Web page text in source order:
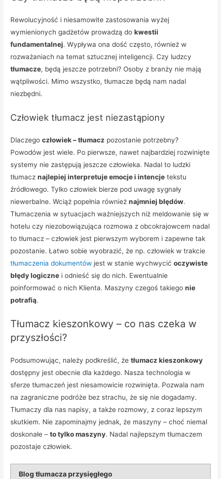
Rewolucyjność i niesamowite zastosowania wyżej
wymienionych gadżetów prowadzą dokwestii
fundamentalnej. Wypływa ona dość często, również w
rozważaniach na temat sztucznej inteligencji. Czy ludzcy
tłumacze, będą jeszcze potrzebni? Osoby z branży nie mają
wątpliwości. Mimo wszystko, tłumacze będą nam nadal
niezbędni.
Człowiek tłumacz jest niezastąpiony
Dlaczegoczłowiek – tłumacz pozostanie potrzebny?
Powodów jest wiele. Po pierwsze, nawet najbardziej rozwinięte
systemy nie zastępują jeszcze człowieka. Nadal to ludzki
tłumacznajlepiej interpretuje emocje i intencje tekstu
źródłowego. Tylko człowiek bierze pod uwagę sygnały
niewerbalne. Wciąż popełnia równieżnajmniej błędów.
Tłumaczenia w sytuacjach ważniejszych niż meldowanie się w
hotelu czy niezobowiązująca rozmowa z obcokrajowcem nadal
to tłumacz – człowiek jest pierwszym wyborem i zapewne tak
pozostanie. Łatwo sobie wyobrazić, że np. człowiek w trakcie
tłumaczenia dokumentów jest w stanie wychwycićoczywiste
błędy logiczne i odnieść się do nich. Ewentualnie
poinformować o nich Klienta. Maszyny czegoś takiegonie
potrafią.
Tłumacz kieszonkowy – co nas czeka w
przyszłości?
Podsumowując, należy podkreślić, żetłumacz kieszonkowy
dostępny jest obecnie dla każdego. Nasza technologia w
sferze tłumaczeń jest niesamowicie rozwinięta. Pozwala nam
na zagraniczne podróże bez strachu, że się nie dogadamy.
Tłumaczy dla nas napisy, a także rozmowy, z coraz lepszym
skutkiem. Nie zapominajmy jednak, że maszyny – choć niemal
doskonałe –to tylko maszyny. Nadal najlepszym tłumaczem
pozostaje człowiek.
Blog tłumacza przysięgłego